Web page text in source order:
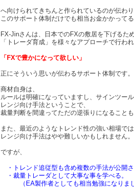
へ向けられてきちんと作られているのが伝わ
このサポート体制だけでも相当お金かかって
FX-Jinさんは、日本でのFXの敷居を下げるた
「トレーダ育成」を様々なアプローチで行わ
「FXで豊かになって欲しい」
正にそういう思いが伝わるサポート体制です。
商材自身は、
ルールは明確になっていますし、サインツー
レンジ向け手法ということで、
裁量判断を間違ってただの逆張りになること
また、最近のようなトレンド性の強い相場で
レンジ向け手法はやや難しいかもしれません。
ですが、
・トレンド追従型も含め複数の手法が公開
・裁量トレーダとして大事な事を学べる。
（EA製作者としても相当勉強になりま